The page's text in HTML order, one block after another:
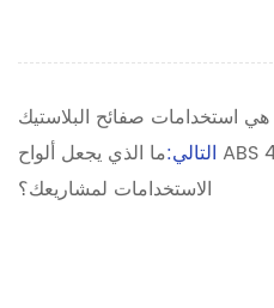
التالي:ما الذي يجعل ألواح ABS مقاس 4x8 خيارًا متعدد
الاستخدامات لمشاريعك؟